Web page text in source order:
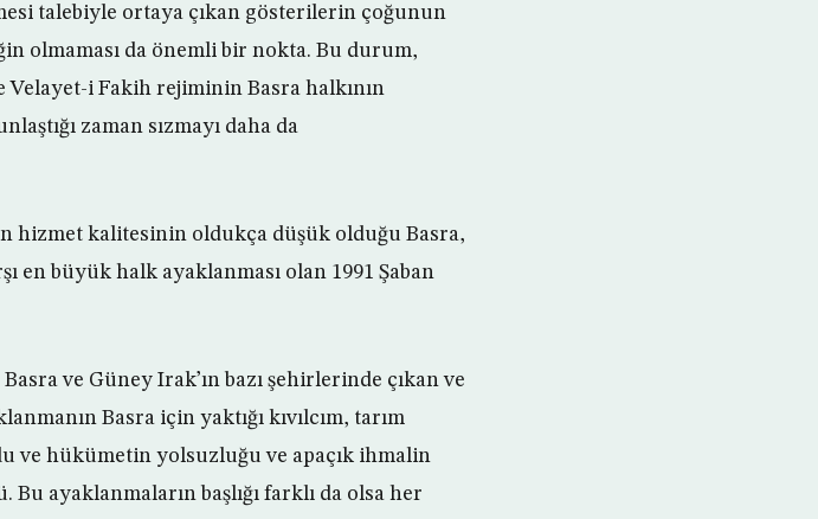
talebiyle ortaya çıkan gösterilerin çoğunun
olmaması da önemli bir nokta. Bu durum,
i Fakih rejiminin Basra halkının
zaman sızmayı daha da
hizmet kalitesinin oldukça düşük olduğu Basra,
en büyük halk ayaklanması olan 1991 Şaban
ve Güney Irak’ın bazı şehirlerinde çıkan ve
Basra için yaktığı kıvılcım, tarım
ve hükümetin yolsuzluğu ve apaçık ihmalin
ayaklanmaların başlığı farklı da olsa her